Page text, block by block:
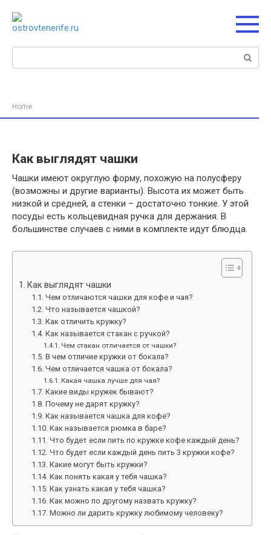
контенту
Поиск:
Home
Как выглядят чашки
Чашки имеют округлую форму, похожую на полусферу
(возможны и другие варианты). Высота их может быть
низкой и средней, а стенки – достаточно тонкие. У этой
посуды есть кольцевидная ручка для держания. В
большинстве случаев с ними в комплекте идут блюдца.
Как выглядят чашки
Чем отличаются чашки для кофе и чая?
Что называется чашкой?
Как отличить кружку?
Как называется стакан с ручкой?
Чем стакан отличается от чашки?
В чем отличие кружки от бокала?
Чем отличается чашка от бокала?
Какая чашка лучше для чая?
Какие виды кружек бывают?
Почему не дарят кружку?
Как называется чашка для кофе?
Как называется рюмка в баре?
Что будет если пить по кружке кофе каждый день?
Что будет если каждый день пить 3 кружки кофе?
Какие могут быть кружки?
Как понять какая у тебя чашка?
Как узнать какая у тебя чашка?
Как можно по другому назвать кружку?
Можно ли дарить кружку любимому человеку?